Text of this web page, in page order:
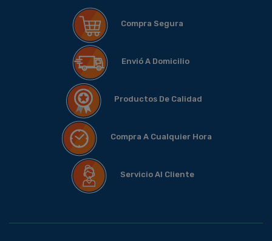
Compra Segura
Envió A Domicilio
Productos De Calidad
Compra A Cualquier Hora
Servicio Al Cliente